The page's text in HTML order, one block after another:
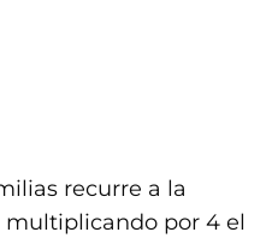
recurre a la
por 4 el